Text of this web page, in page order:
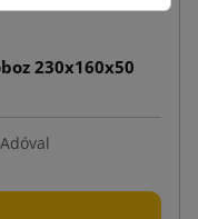
230x160x50
Adóval